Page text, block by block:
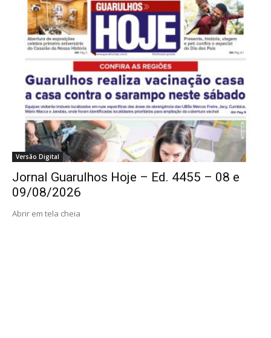
Versão Digital
Jornal Guarulhos Hoje – Ed. 4455 – 08 e
09/08/2026
Abrir em tela cheia